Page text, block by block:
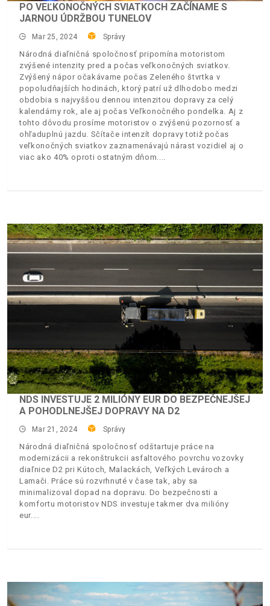
PO VEĽKONOČNÝCH SVIATKOCH ZAČÍNAME S
JARNOU ÚDRŽBOU TUNELOV
Mar 25, 2024 Správy
Národná diaľničná spoločnosť pripomína motoristom
zvýšené intenzity pred a počas veľkonočných sviatkov.
Zvýšený nápor očakávame počas Zeleného štvrtka v
popoludňajších hodinách, ktorý patrí už dlhodobo medzi
obdobia s najvyššou dennou intenzitou dopravy za celý
kalendárny rok, ale aj počas Veľkonočného pondelka. Aj z
tohto dôvodu prosíme motoristov o zvýšenú pozornosť a
ohľaduplnú jazdu. Sčítače intenzít dopravy totiž počas
veľkonočných sviatkov zaznamenávajú nárast vozidiel aj o
viac ako 40% oproti ostatným dňom.
NDS INVESTUJE 2 MILIÓNY EUR DO BEZPEČNEJŠEJ
A POHODLNEJŠEJ DOPRAVY NA D2
Mar 21, 2024 Správy
Národná diaľničná spoločnosť odštartuje práce na
modernizácii a rekonštrukcii asfaltového povrchu vozovky
diaľnice D2 pri Kútoch, Malackách, Veľkých Levároch a
Lamači. Práce sú rozvrhnuté v čase tak, aby sa
minimalizoval dopad na dopravu. Do bezpečnosti a
komfortu motoristov NDS investuje takmer dva milióny
eur.